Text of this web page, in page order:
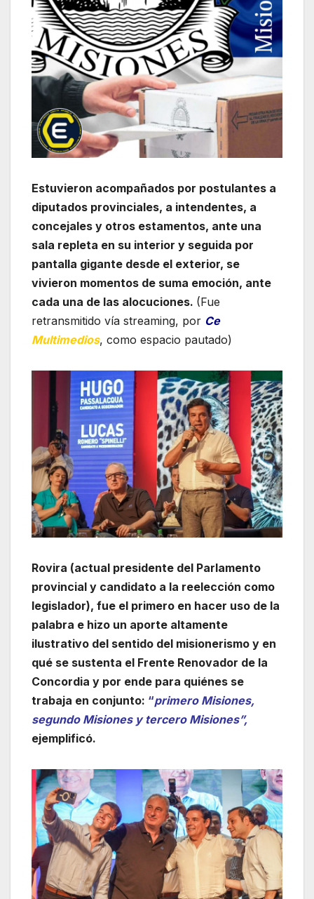
Estuvieron acompañados por postulantes a
diputados provinciales, a intendentes, a
concejales y otros estamentos, ante una
sala repleta en su interior y seguida por
pantalla gigante desde el exterior, se
vivieron momentos de suma emoción, ante
cada una de las alocuciones. (Fue
retransmitido vía streaming, por Ce
Multimedios, como espacio pautado)
Rovira (actual presidente del Parlamento
provincial y candidato a la reelección como
legislador), fue el primero en hacer uso de la
palabra e hizo un aporte altamente
ilustrativo del sentido del misionerismo y en
qué se sustenta el Frente Renovador de la
Concordia y por ende para quiénes se
trabaja en conjunto: “primero Misiones,
segundo Misiones y tercero Misiones”,
ejemplificó.